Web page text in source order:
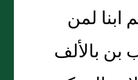
ابنا لمن
بن بالألف